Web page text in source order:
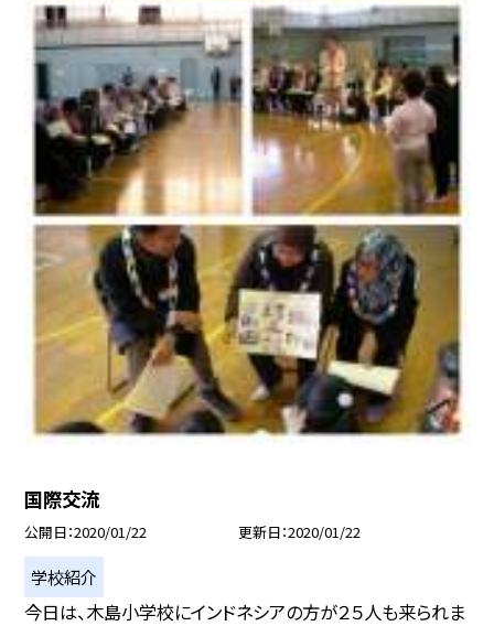
国際交流
公開日 2020/01/22 更新日 2020/01/22
学校紹介
今日は、木島小学校にインドネシアの方が２５人も来られま